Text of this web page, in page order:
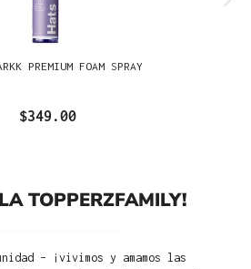
PREMIUM FOAM SPRAY
$349.00
TOPPERZFAMILY!
– ¡vivimos y amamos las